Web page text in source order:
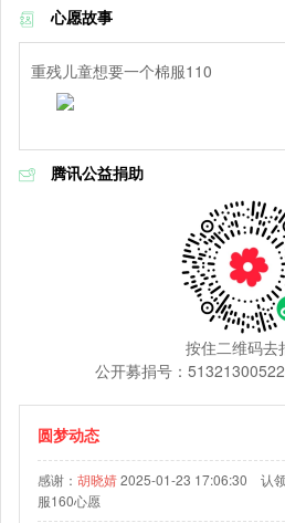
心愿故事
重残儿童想要一个棉服110
腾讯公益捐助
按住二维码去
公开募捐号：
圆梦动态
感谢： 胡晓婧2025-01-23 17:06:30 认
服160心愿